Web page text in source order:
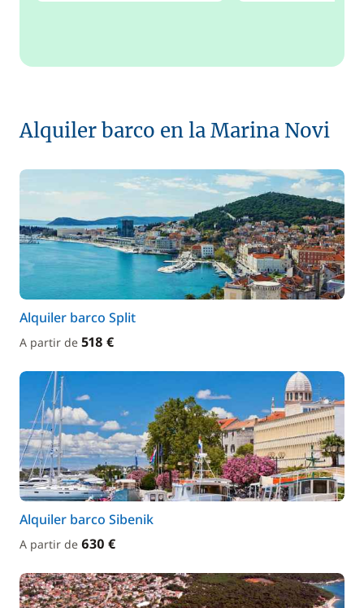
Alquiler barco en la Marina Novi
Alquiler barco Split
A partir de 518 €
Alquiler barco Sibenik
A partir de 630 €